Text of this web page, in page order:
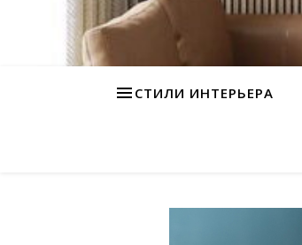
СТИЛИ ИНТЕРЬЕРА